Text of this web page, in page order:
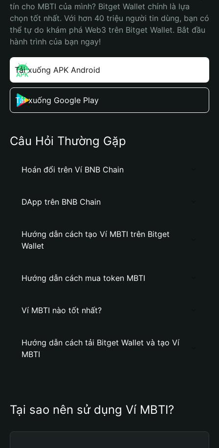
tín cho MBTI của mình? Bitget Wallet chính là lựa
chọn tốt nhất. Với hơn 40 triệu người tin dùng, bạn có
thể tự do khám phá Web3 trên Bitget Wallet. Bắt đầu
hành trình của bạn ngay!
Tải xuống APK Android
Tải xuống Google Play
Câu Hỏi Thường Gặp
Hoán đổi trên Ví BNB Chain
DApp trên BNB Chain
Hướng dẫn cách tạo Ví MBTI trên Bitget
Wallet
Hướng dẫn cách mua token MBTI
Ví MBTI nào tốt nhất?
Hướng dẫn cách tải Bitget Wallet và tạo Ví
MBTI
Tại sao nên sử dụng Ví MBTI?